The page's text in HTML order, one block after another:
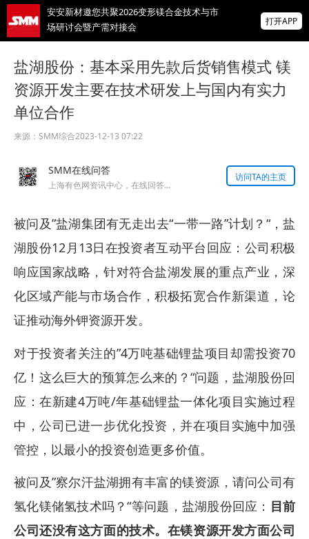
安安新材邀您共聚2026变形镁合金技术与市
场研讨会暨产需对接会
站EPC即将招标！
攀成钢2026年9月600吨20#圆钢（Φ60、
Φ65）公开招标
掌上有色
打开APP
盐湖股份：基本采用先款后货销售模式 镁
资源开发主要在技术研发上与国内有实力
单位合作
来源： SMM综合2023-12-13 07:22
SMM在线问答
上海有色网资讯中心，在线回答您的提问！
访问TA的主页
被问及”盐湖集团有无走出去“一带一路”计划？“，盐
湖股份12月13日在投资者互动平台回应：公司积极
响应国家战略，针对符合盐湖发展的重点产业，深
化区域产能与市场合作，积极拓宽合作新渠道，论
证推动海外钾资源开发。
对于投资者关注的”4万吨基础锂盐项目却需投资70
亿！这么巨大的预算怎么来的？“问题，盐湖股份回
应：在新建4万吨/年基础锂盐一体化项目实施过程
中，公司已进一步优化投资，并在项目实施中加强
管控，以最小的投资创造更多价值。
被问及”察尔汗盐湖拥有丰富的镁资源，请问公司有
氢化镁储氢技术吗？“等问题，盐湖股份回应： 目前
公司还没有这方面的技术。在镁资源开发方面公司